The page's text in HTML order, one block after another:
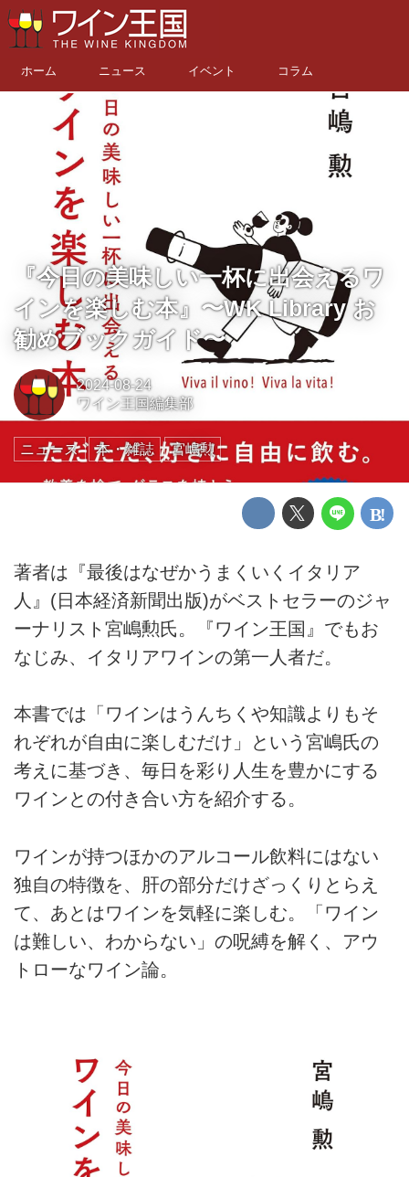
ホーム ニュース イベント コラム
『今日の美味しい一杯に出会えるワ
インを楽しむ本』〜WK Library お
勧めブックガイド〜
2024-08-24
ワイン王国編集部
ニュース 本・雑誌 宮嶋勲
著者は『最後はなぜかうまくいくイタリア
人』(日本経済新聞出版)がベストセラーのジャ
ーナリスト宮嶋勲氏。『ワイン王国』でもお
なじみ、イタリアワインの第一人者だ。
本書では「ワインはうんちくや知識よりもそ
れぞれが自由に楽しむだけ」という宮嶋氏の
考えに基づき、毎日を彩り人生を豊かにする
ワインとの付き合い方を紹介する。
ワインが持つほかのアルコール飲料にはない
独自の特徴を、肝の部分だけざっくりとらえ
て、あとはワインを気軽に楽しむ。「ワイン
は難しい、わからない」の呪縛を解く、アウ
トローなワイン論。